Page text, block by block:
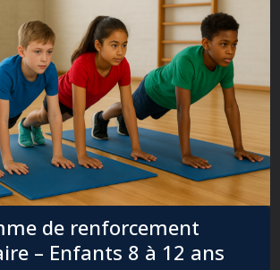
de renforcement
– Enfants 8 à 12 ans